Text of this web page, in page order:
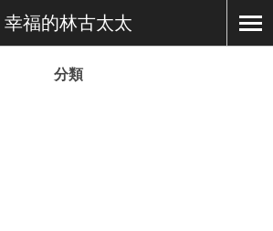
幸福的林古太太
分類